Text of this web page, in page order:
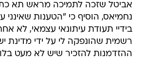
בידיי תעודת עיתונאי עצמאי, לא
רשמית שהונפקה לי על ידי מדינת
ההזדמנות להזכיר שיש לא מעט
שמחזיקים ממש בימים אלו באישור